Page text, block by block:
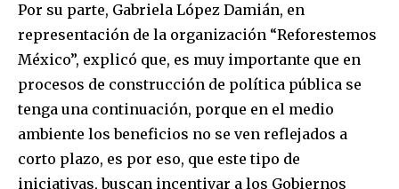
Por su parte, Gabriela López Damián, en
representación de la organización “Reforestemos
México”, explicó que, es muy importante que en
procesos de construcción de política pública se
tenga una continuación, porque en el medio
ambiente los beneficios no se ven reflejados a
corto plazo, es por eso, que este tipo de
iniciativas, buscan incentivar a los Gobiernos